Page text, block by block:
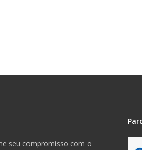
seu compromisso com o